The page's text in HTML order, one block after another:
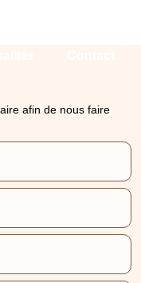
afin de nous faire